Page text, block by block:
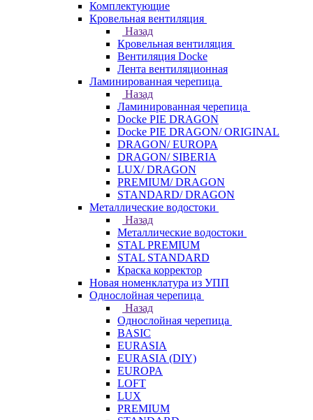
Комплектующие
Кровельная вентиляция
Назад
Кровельная вентиляция
Вентиляция Docke
Лента вентиляционная
Ламинированная черепица
Назад
Ламинированная черепица
Docke PIE DRAGON
Docke PIE DRAGON/ ORIGINAL
DRAGON/ EUROPA
DRAGON/ SIBERIA
LUX/ DRAGON
PREMIUM/ DRAGON
STANDARD/ DRAGON
Металлические водостоки
Назад
Металлические водостоки
STAL PREMIUM
STAL STANDARD
Краска корректор
Новая номенклатура из УПП
Однослойная черепица
Назад
Однослойная черепица
BASIC
EURASIA
EURASIA (DIY)
EUROPA
LOFT
LUX
PREMIUM